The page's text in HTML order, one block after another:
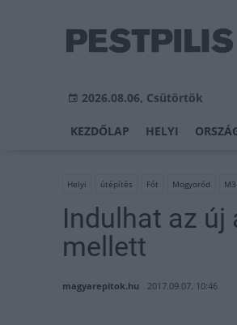
2026.08.06, Csütörtök
KEZDŐLAP HELYI
Helyi útépítés Fót Mogyoród
Indulhat az új
mellett
magyarepitok.hu 2017.09.07. 10:46